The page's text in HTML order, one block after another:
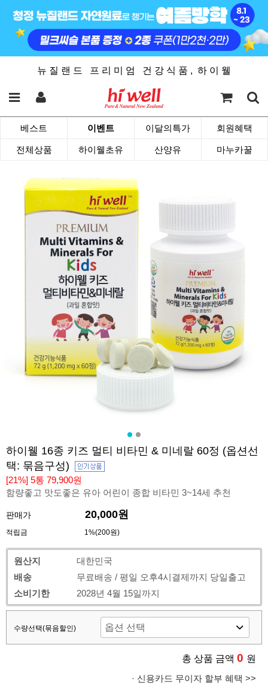
뉴 질 랜 드 프 리 미 엄 건 강 식 품 , 하 이 웰
베스트 이벤트 이달의특가 회원혜택
전체상품 하이웰초유 산양유 마누카꿀
하이웰 16종 키즈 멀티 비타민 & 미네랄 60정 (옵션선
택: 묶음구성)
[21%] 5통 79,900원
함량좋고 맛도좋은 유아 어린이 종합 비타민 3~14세 추천
판매가 20,000원
적립금 1%(200원)
원산지
대한민국
배송
무료배송 / 평일 오후4시결제까지 당일출고
소비기한
2028년 4월 15일까지
수량선택(묶음할인)
총 상품 금액 0 원
· 신용카드 무이자 할부 혜택 >>